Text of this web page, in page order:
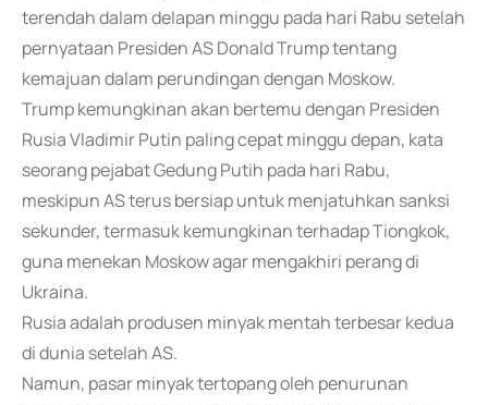
terendah dalam delapan minggu pada hari Rabu setelah
pernyataan Presiden AS Donald Trump tentang
kemajuan dalam perundingan dengan Moskow.
Trump kemungkinan akan bertemu dengan Presiden
Rusia Vladimir Putin paling cepat minggu depan, kata
seorang pejabat Gedung Putih pada hari Rabu,
meskipun AS terus bersiap untuk menjatuhkan sanksi
sekunder, termasuk kemungkinan terhadap Tiongkok,
guna menekan Moskow agar mengakhiri perang di
Ukraina.
Rusia adalah produsen minyak mentah terbesar kedua
di dunia setelah AS.
Namun, pasar minyak tertopang oleh penurunan